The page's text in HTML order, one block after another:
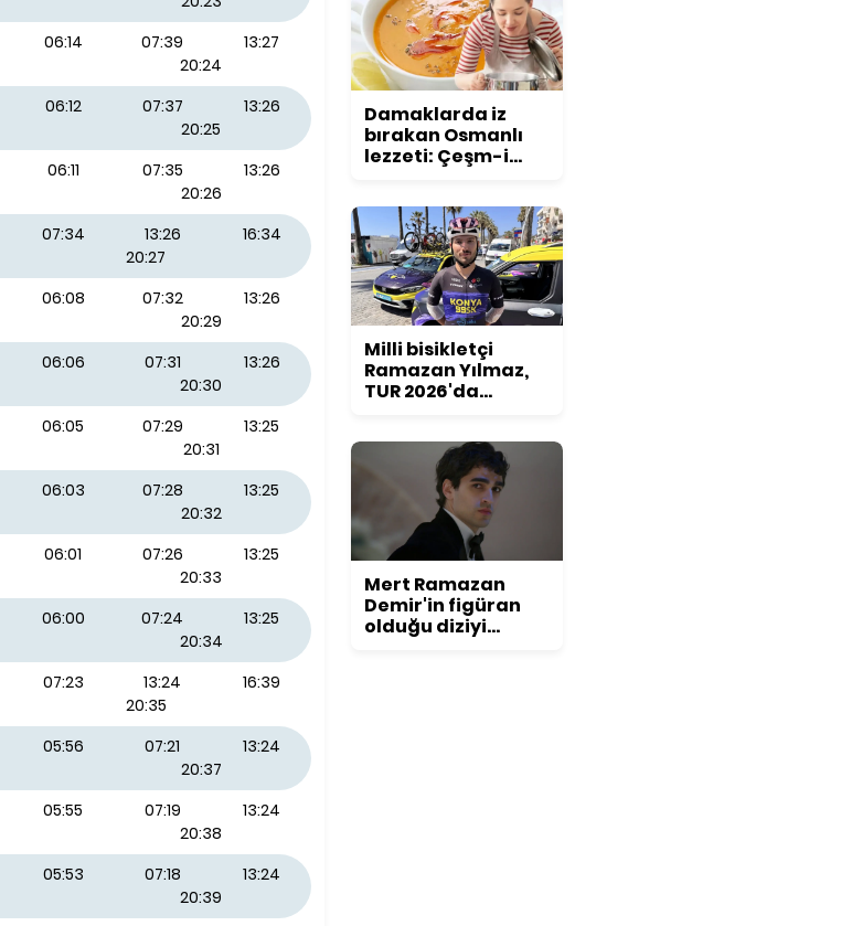
06:14 07:39
13:27
20:24
06:12 07:37
13:26
20:25
06:11 07:35
13:26
20:26
07:34 13:26
16:34
20:27
06:08 07:32
13:26
20:29
06:06 07:31
13:26
20:30
06:05 07:29
13:25
20:31
06:03 07:28
13:25
20:32
06:01 07:26
13:25
20:33
06:00 07:24
13:25
20:34
07:23 13:24
16:39
20:35
05:56 07:21
13:24
20:37
05:55 07:19
13:24
20:38
05:53 07:18
13:24
20:39
Damaklarda iz
bırakan Osmanlı
lezzeti: Çeşm-i
Milli bisikletçi
Ramazan Yılmaz,
TUR 2026'da
Mert Ramazan
Demir'in figüran
olduğu diziyi